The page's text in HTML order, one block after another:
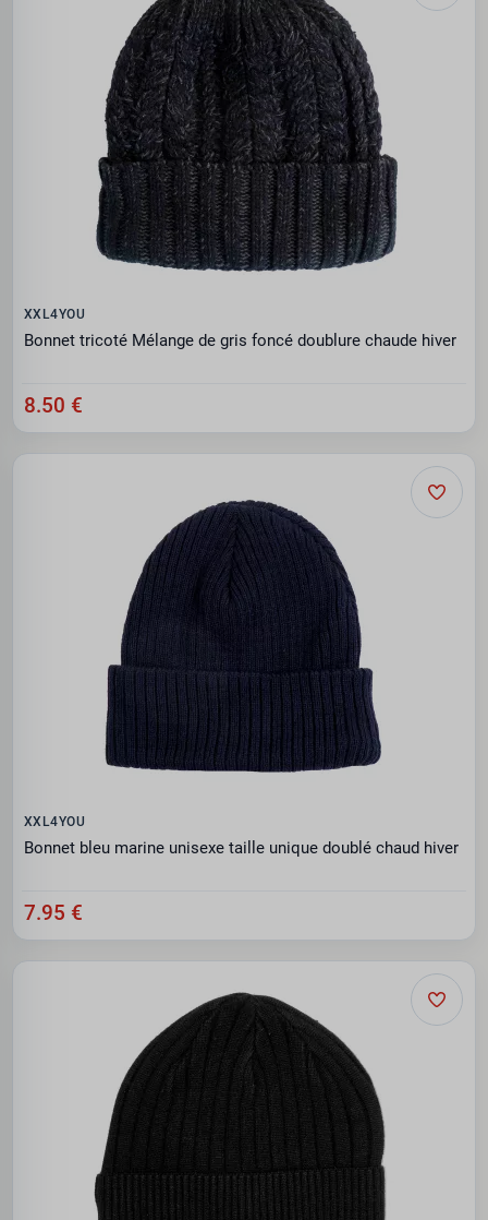
XXL4YOU
Bonnet tricoté Mélange de gris foncé doublure chaude hiver
8.50 €
XXL4YOU
Bonnet bleu marine unisexe taille unique doublé chaud hiver
7.95 €